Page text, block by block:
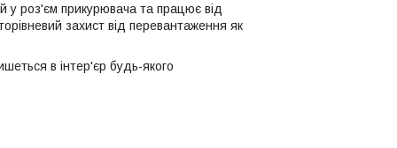
у роз'єм прикурювача та працює від
захист від перевантаження як
в інтер'єр будь-якого